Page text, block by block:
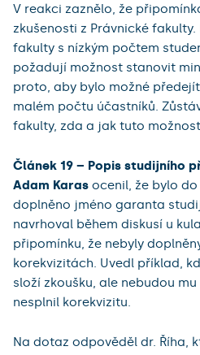
V reakci zaznělo, že
zkušenosti z Právnické
fakulty s nízkým počtem
požadují možnost stanovit
proto, aby bylo možné
malém počtu účastníků.
fakulty, zda a jak tuto
Článek 19 – Popis studijního
Adam Karas ocenil, že bylo
doplněno jméno garanta
navrhoval během diskusí u
připomínku, že nebyly
korekvizitách. Uvedl příklad,
složí zkoušku, ale nebudou
nesplnil korekvizitu.
Na dotaz odpověděl dr. Říha,